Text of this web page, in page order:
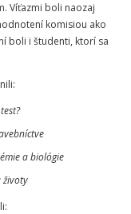
Víťazmi boli naozaj
komisiou ako
boli i študenti, ktorí sa
a biológie
životy